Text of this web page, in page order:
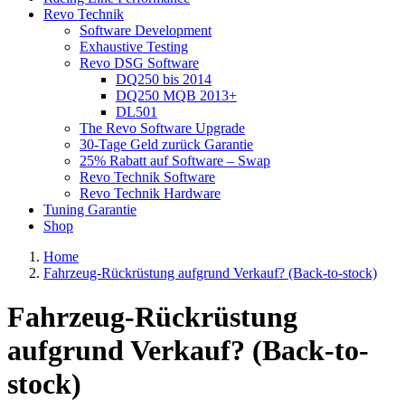
Revo Technik
Software Development
Exhaustive Testing
Revo DSG Software
DQ250 bis 2014
DQ250 MQB 2013+
DL501
The Revo Software Upgrade
30-Tage Geld zurück Garantie
25% Rabatt auf Software – Swap
Revo Technik Software
Revo Technik Hardware
Tuning Garantie
Shop
Home
Fahrzeug-Rückrüstung aufgrund Verkauf? (Back-to-stock)
Fahrzeug-Rückrüstung
aufgrund Verkauf? (Back-to-
stock)